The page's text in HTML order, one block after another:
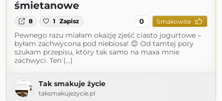
śmietanowe
8 1 Zapisz 0 Smakowite
Pewnego razu miałam okazję zjeść ciasto jogurtowe –
byłam zachwycona pod niebiosa! 😊 Od tamtej pory
szukam przepisu, który tak samo na maxa mnie
zachwyci. Ten (...)
Tak smakuje życie
taksmakujezycie.pl